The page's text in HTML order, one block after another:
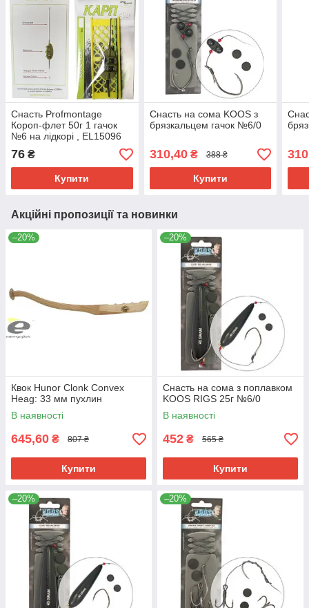
Снасть Profmontage
Короп-флет 50г 1 гачок
№6 на лідкорі , EL15096
76 ₴
Купити
Снасть на сома KOOS з
брязкальцем гачок №6/0
310,40₴ 388 ₴
Купити
Акційні пропозиції та новинки
–20%
Квок Hunor Clonk Convex
Heag: 33 мм пухлин
В наявності
645,60 ₴ 807 ₴
Купити
–20%
Снасть на сома з поплавком
KOOS RIGS 25г №6/0
В наявності
452 ₴ 565 ₴
Купити
–20% –20%